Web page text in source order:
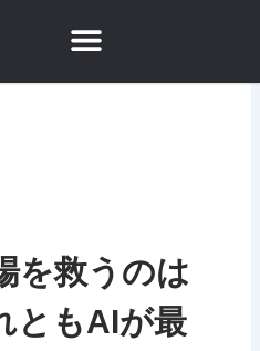
を救うのは
ともAIが最